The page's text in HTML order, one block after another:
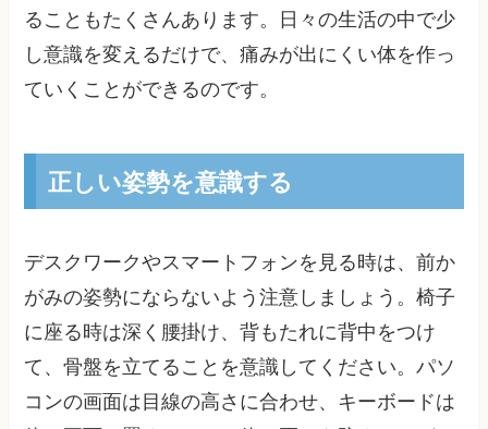
ることもたくさんあります。日々の生活の中で少
し意識を変えるだけで、痛みが出にくい体を作っ
ていくことができるのです。
正しい姿勢を意識する
デスクワークやスマートフォンを見る時は、前か
がみの姿勢にならないよう注意しましょう。椅子
に座る時は深く腰掛け、背もたれに背中をつけ
て、骨盤を立てることを意識してください。パソ
コンの画面は目線の高さに合わせ、キーボードは